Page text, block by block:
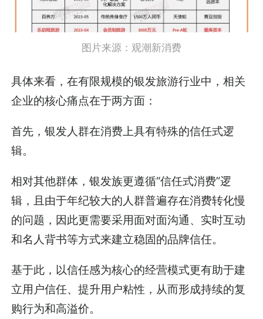
图片来源：观潮新消费
具体来看，在有限规模的银发旅游行业中，相关
企业的核心痛点在于两方面：
首先，银发人群在消费上具有特殊的信任式逻
辑。
相对其他群体，银发族更遵循“信任式消费”逻
辑，且由于年纪较大的人群普遍存在消费转化慢
的问题，因此更需要采用面对面沟通、实时互动
和名人背书等方式来建立稳固的品牌信任。
基于此，以信任感为核心的经营模式更有助于建
立用户信任、提升用户粘性，从而形成持续的复
购行为和高溢价。